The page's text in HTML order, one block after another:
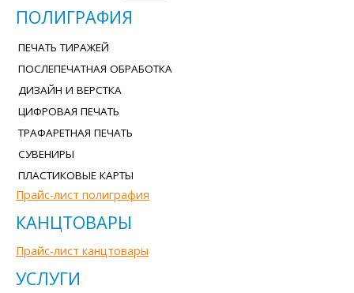
ПОЛИГРАФИЯ
ПЕЧАТЬ ТИРАЖЕЙ
ПОСЛЕПЕЧАТНАЯ ОБРАБОТКА
ДИЗАЙН И ВЕРСТКА
ЦИФРОВАЯ ПЕЧАТЬ
ТРАФАРЕТНАЯ ПЕЧАТЬ
СУВЕНИРЫ
ПЛАСТИКОВЫЕ КАРТЫ
Прайс-лист полиграфия
КАНЦТОВАРЫ
Прайс-лист канцтовары
УСЛУГИ